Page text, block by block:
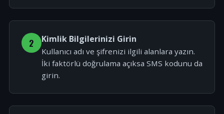
2 Kimlik Bilgilerinizi Girin
Kullanıcı adı ve şifrenizi ilgili alanlara yazın.
İki faktörlü doğrulama açıksa SMS kodunu da
girin.